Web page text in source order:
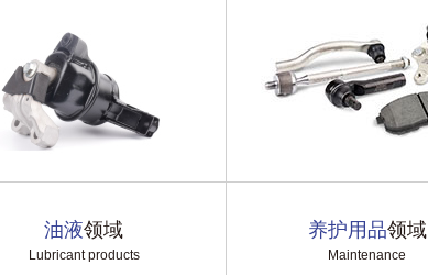
油液领域
Lubricant products
养护用品领域
Maintenance